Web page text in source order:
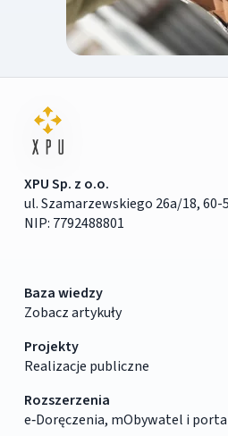
XPU Sp. z o.o.
ul. Szamarzewskiego 26a/18, 60-
NIP: 7792488801
Baza wiedzy
Zobacz artykuły
Projekty
Realizacje publiczne
Rozszerzenia
e‑Doręczenia, mObywatel i